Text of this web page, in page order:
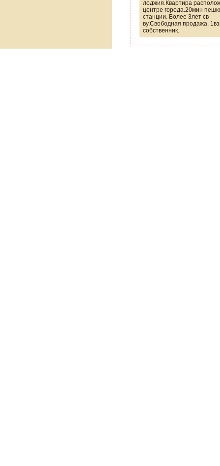
лоджия.Квартира
центре города.20мин
станции. Более 3лет св-
ву.Свободная продажа.
собственник.